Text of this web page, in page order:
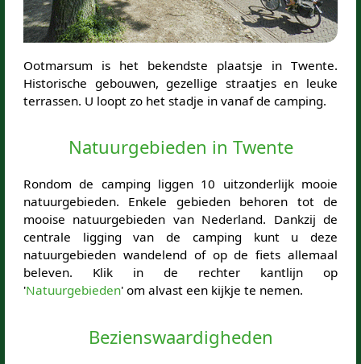
Ootmarsum is het bekendste plaatsje in Twente.
Historische gebouwen, gezellige straatjes en leuke
terrassen. U loopt zo het stadje in vanaf de camping.
Natuurgebieden in Twente
Rondom de camping liggen 10 uitzonderlijk mooie
natuurgebieden. Enkele gebieden behoren tot de
mooise natuurgebieden van Nederland. Dankzij de
centrale ligging van de camping kunt u deze
natuurgebieden wandelend of op de fiets allemaal
beleven. Klik in de rechter kantlijn op
'Natuurgebieden' om alvast een kijkje te nemen.
Bezienswaardigheden